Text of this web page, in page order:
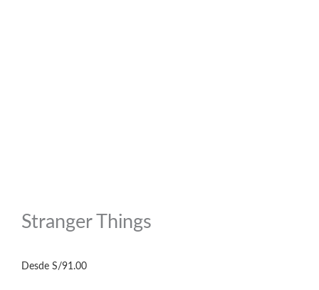
Stranger Things
Desde S/91.00